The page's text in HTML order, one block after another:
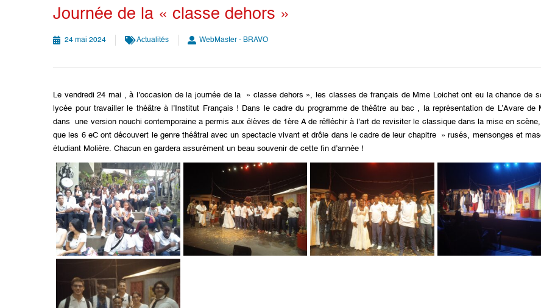
Journée de la « classe dehors »
24 mai 2024 Actualités WebMaster - BRAVO
Le vendredi 24 mai , à l’occasion de la journée de la » classe dehors », les classes de français de Mme Loichet ont eu la chance de
lycée pour travailler le théâtre à l’Institut Français ! Dans le cadre du programme de théâtre au bac , la représentation de L’Avare de
dans une version nouchi contemporaine a permis aux élèves de 1ère A de réfléchir à l’art de revisiter le classique dans la mise en
que les 6 eC ont découvert le genre théâtral avec un spectacle vivant et drôle dans le cadre de leur chapitre » rusés, mensonges et
étudiant Molière. Chacun en gardera assurément un beau souvenir de cette fin d’année !